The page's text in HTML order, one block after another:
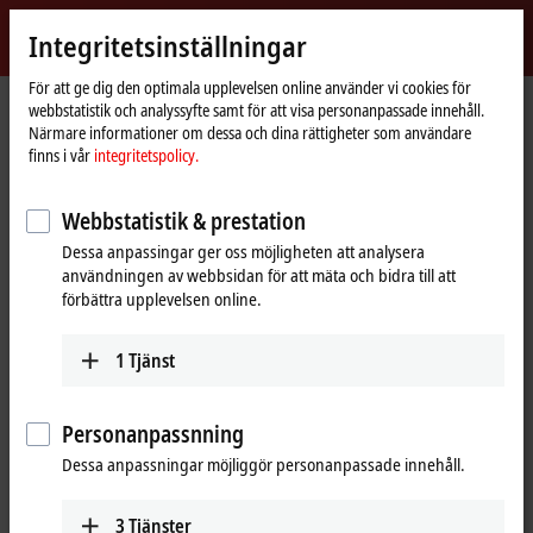
Beckhoff
-
New
Automation
Technology
HemsidaFöretaget
Nyheter
GAIA-X: computing power and trusted data sovereignty as digital
Genom att klicka på ”Acceptera” visas videon och
integritetsinställningarna anpassas samt externt innehåll från
Aug 25, 2020
Integritetsinställningar
För att ge dig den optimala upplevelsen online använder vi cookies för
webbstatistik och analyssyfte samt för att visa personanpassade innehåll.
Närmare informationer om dessa och dina rättigheter som användare
finns i vår integritetspolicy.
Webbstatistik & prestation
Dessa anpassingar ger oss möjligheten att analysera
användningen av webbsidan för att mäta och bidra till att
förbättra upplevelsen online.
1 Tjänst
Personanpassnning
Dessa anpassningar möjliggör personanpassade innehåll.
3Tjänster